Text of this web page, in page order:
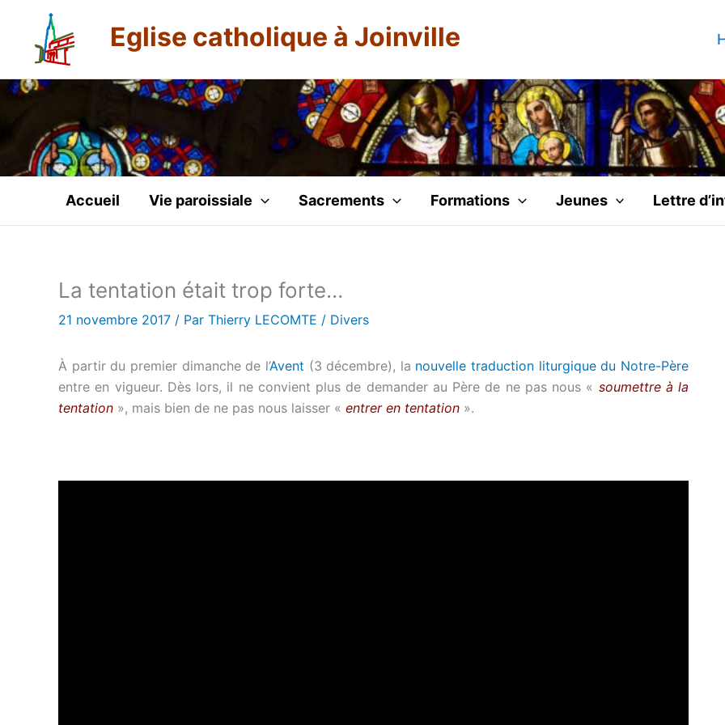
contenu
Eglise catholique à Joinville
Accueil Vie paroissiale Sacrements Formations Jeunes Lettre
La tentation était trop forte…
21 novembre 2017 / Par Thierry LECOMTE / Divers
À partir du premier dimanche de l’Avent (3 décembre), la nouvelle traduction liturgique du Notre-Père
entre en vigueur. Dès lors, il ne convient plus de demander au Père de ne pas nous « soumettre à la
tentation », mais bien de ne pas nous laisser « entrer en tentation ».